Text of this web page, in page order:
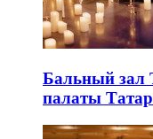
Бальный зал
палаты